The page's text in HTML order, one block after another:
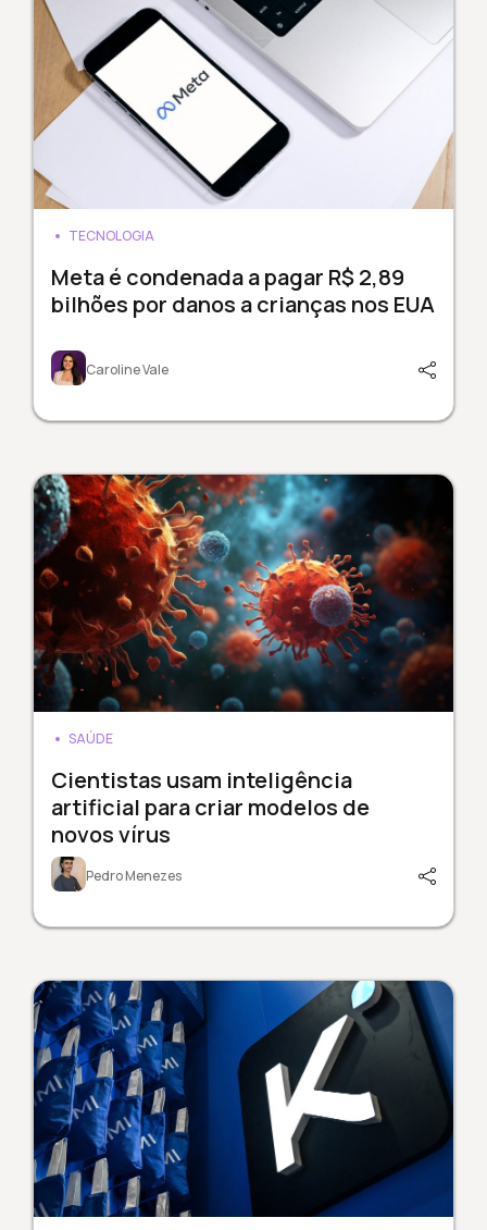
TECNOLOGIA
Meta é condenada a pagar R$ 2,89
bilhões por danos a crianças nos EUA
Caroline Vale
SAÚDE
Cientistas usam inteligência
artificial para criar modelos de
novos vírus
Pedro Menezes